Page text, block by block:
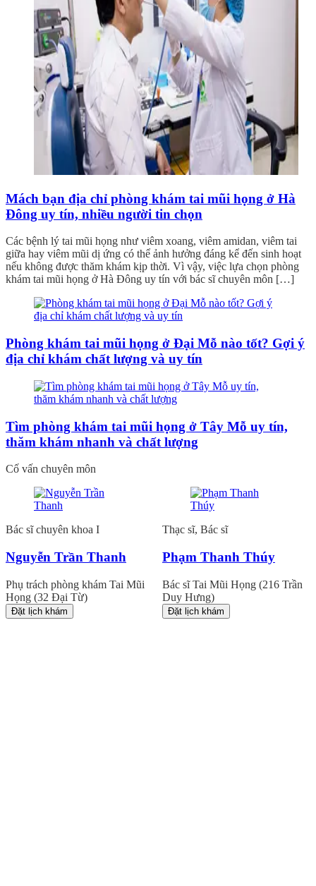
Mách bạn địa chỉ phòng khám tai mũi họng ở Hà
Đông uy tín, nhiều người tin chọn
Các bệnh lý tai mũi họng như viêm xoang, viêm amidan, viêm tai
giữa hay viêm mũi dị ứng có thể ảnh hưởng đáng kể đến sinh hoạt
nếu không được thăm khám kịp thời. Vì vậy, việc lựa chọn phòng
khám tai mũi họng ở Hà Đông uy tín với bác sĩ chuyên môn […]
Phòng khám tai mũi họng ở Đại Mỗ nào tốt? Gợi ý
địa chỉ khám chất lượng và uy tín
Tìm phòng khám tai mũi họng ở Tây Mỗ uy tín,
thăm khám nhanh và chất lượng
Cố vấn chuyên môn
Bác sĩ chuyên khoa I
Nguyễn Trần Thanh
Phụ trách phòng khám Tai Mũi
Họng (32 Đại Từ)
Đặt lịch khám
Thạc sĩ, Bác sĩ
Phạm Thanh Thúy
Bác sĩ Tai Mũi Họng (216 Trần
Duy Hưng)
Đặt lịch khám